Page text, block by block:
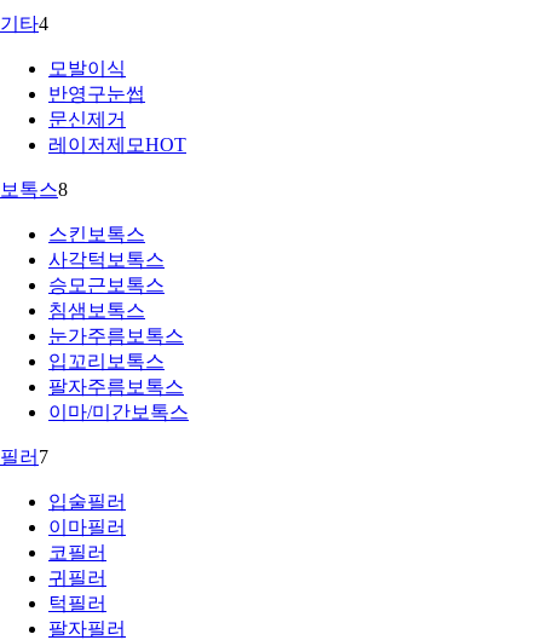
기타4
모발이식
반영구눈썹
문신제거
레이저제모HOT
보톡스8
스킨보톡스
사각턱보톡스
승모근보톡스
침샘보톡스
눈가주름보톡스
입꼬리보톡스
팔자주름보톡스
이마/미간보톡스
필러 7
입술필러
이마필러
코필러
귀필러
턱필러
팔자필러